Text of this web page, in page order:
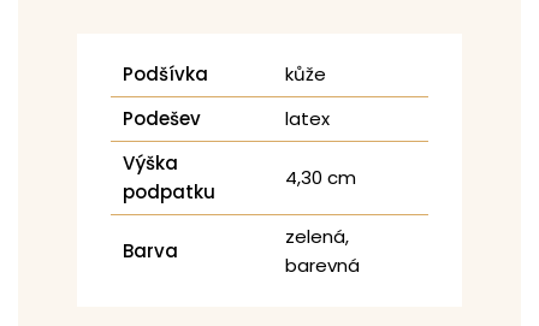
Podšívka
kůže
Podešev
latex
Výška
podpatku
4,30 cm
Barva
zelená,
barevná